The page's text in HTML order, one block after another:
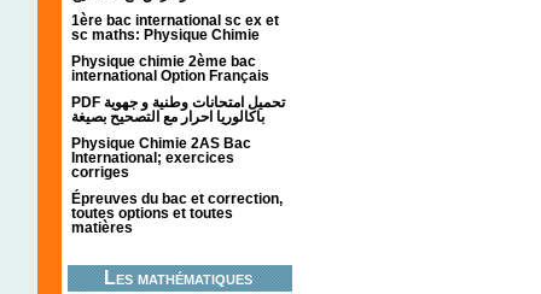
1ère bac international sc ex et
sc maths: Physique Chimie
Physique chimie 2ème bac
international Option Français
PDF تحميل امتحانات وطنية و جهوية
باكالوريا احرار مع التصحيح بصيغة
Physique Chimie 2AS Bac
International; exercices
corriges
Épreuves du bac et correction,
toutes options et toutes
matières
Les mathématiques